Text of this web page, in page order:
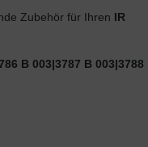
Zubehör für Ihren IR
B 003|3787 B 003|3788